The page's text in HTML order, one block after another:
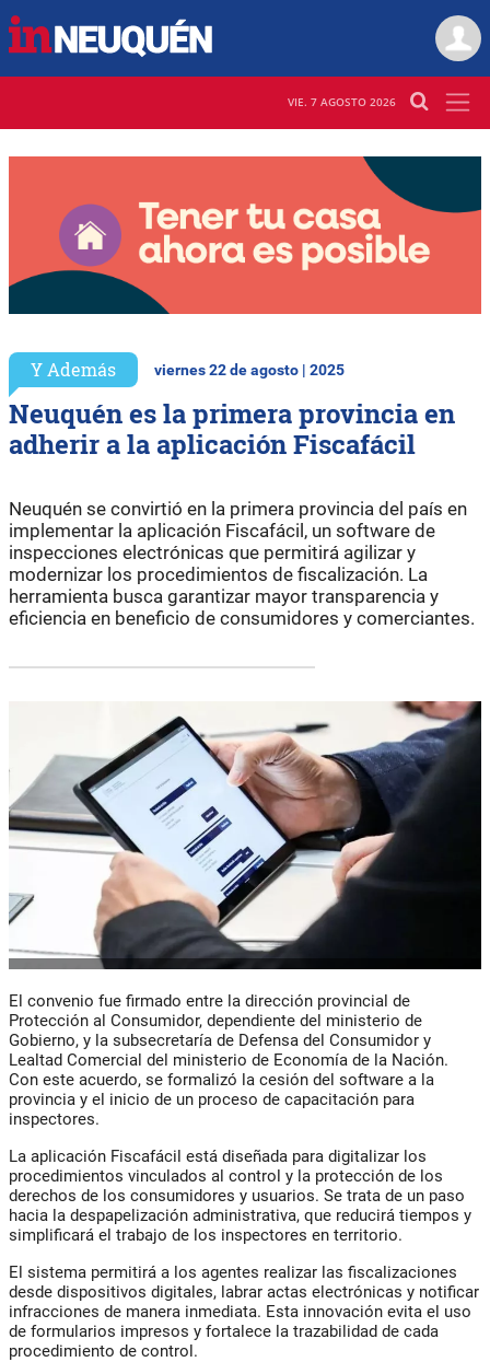
VIE. 7 AGOSTO 2026
Y Además viernes 22 de agosto | 2025
Neuquén es la primera provincia en
adherir a la aplicación Fiscafácil
Neuquén se convirtió en la primera provincia del país en
implementar la aplicación Fiscafácil, un software de
inspecciones electrónicas que permitirá agilizar y
modernizar los procedimientos de fiscalización. La
herramienta busca garantizar mayor transparencia y
eficiencia en beneficio de consumidores y comerciantes.
El convenio fue firmado entre la dirección provincial de
Protección al Consumidor, dependiente del ministerio de
Gobierno, y la subsecretaría de Defensa del Consumidor y
Lealtad Comercial del ministerio de Economía de la Nación.
Con este acuerdo, se formalizó la cesión del software a la
provincia y el inicio de un proceso de capacitación para
inspectores.
La aplicación Fiscafácil está diseñada para digitalizar los
procedimientos vinculados al control y la protección de los
derechos de los consumidores y usuarios. Se trata de un paso
hacia la despapelización administrativa, que reducirá tiempos y
simplificará el trabajo de los inspectores en territorio.
El sistema permitirá a los agentes realizar las fiscalizaciones
desde dispositivos digitales, labrar actas electrónicas y notificar
infracciones de manera inmediata. Esta innovación evita el uso
de formularios impresos y fortalece la trazabilidad de cada
procedimiento de control.